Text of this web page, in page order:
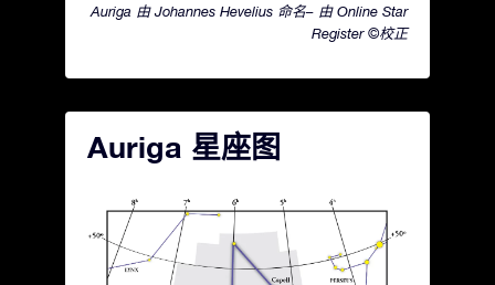
Auriga 由 Johannes Hevelius 命名– 由 Online Star
Register ©校正
Auriga 星座图